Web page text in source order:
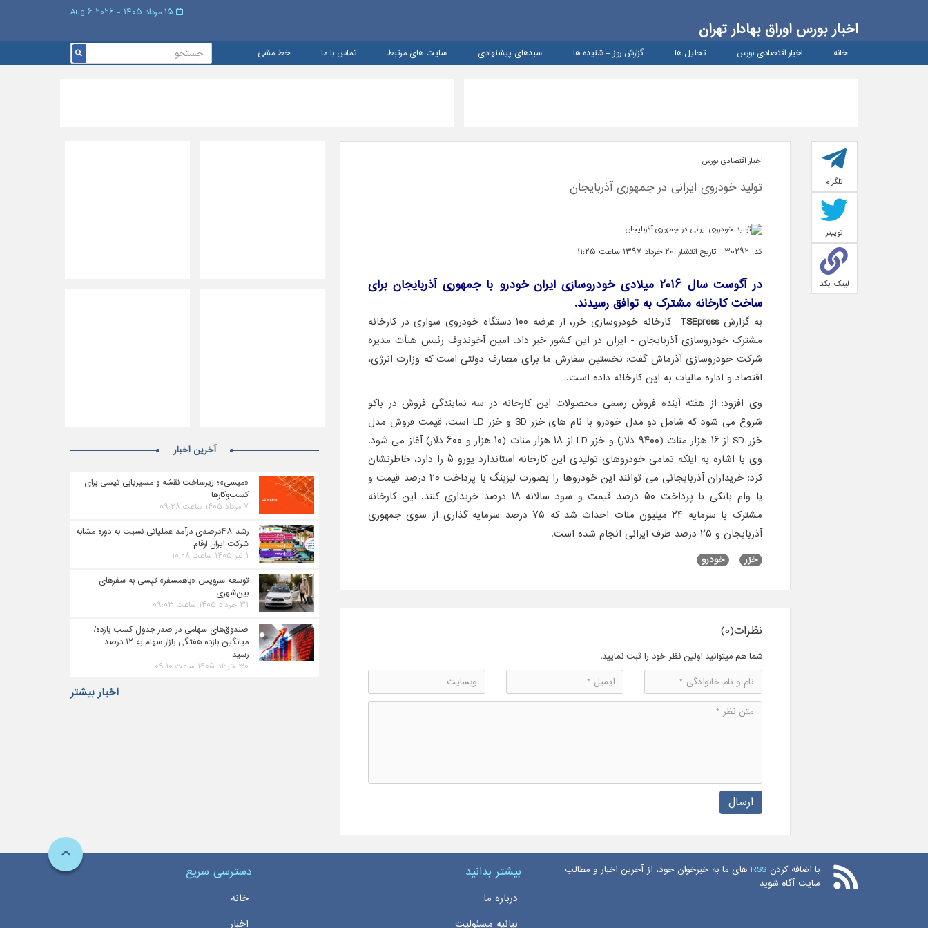
اخبار بورس اوراق بهادار تهران
خانه اخبار اقتصادی بورس تحلیل ها گزارش روز – شنيده ها سبدهای پیشنهادی سایت های مرتبط تماس با ما خط مشی
تلگرام
توییتر
لینک یکتا
اخبار اقتصادی بورس
تولید خودروی ایرانی در جمهوری آذربایجان
کد: 30292 تاریخ انتشار :۲۰ خرداد ۱۳۹۷ ساعت ۱۱:۲۵
در آگوست سال ۲۰۱۶ میلادی خودروسازی ایران خودرو با جمهوری آذربایجان برای
ساخت کارخانه مشترک به توافق رسیدند.
به گزارشTSEpress
کارخانه خودروسازی خرز، از عرضه ۱۰۰ دستگاه خودروی سواری در کارخانه
مشترک خودروسازی آذربایجان - ایران در این کشور خبر داد. امین آخوندوف رئیس هیأت مدیره
شرکت خودروسازی آذرماش گفت: نخستین سفارش ما برای مصارف دولتی است که وزارت انرژی،
اقتصاد و اداره مالیات به این کارخانه داده است.
وی افزود: از هفته آینده فروش رسمی محصولات این کارخانه در سه نمایندگی فروش در باکو
شروع می شود که شامل دو مدل خودرو با نام های خزر SD و خزر LD است. قیمت فروش مدل
خزر SD از ۱۶ هزار منات (۹۴۰۰ دلار) و خزر LD از ۱۸ هزار منات (۱۰ هزار و ۶۰۰ دلار) آغاز می شود.
وی با اشاره به اینکه تمامی خودروهای تولیدی این کارخانه استاندارد یورو ۵ را دارد، خاطرنشان
کرد: خریداران آذربایجانی می توانند این خودروها را بصورت لیزینگ با پرداخت ۲۰ درصد قیمت و
یا وام بانکی با پرداخت ۵۰ درصد قیمت و سود سالانه ۱۸ درصد خریداری کنند. این کارخانه
مشترک با سرمایه ۲۴ میلیون منات احداث شد که ۷۵ درصد سرمایه گذاری از سوی جمهوری
آذربایجان و ۲۵ درصد طرف ایرانی انجام شده است.
خزر خودرو
نظرات(0)
شما هم میتوانید اولین نظر خود را ثبت نمایید.
ارسال
آخرین اخبار
«مپسی»؛ زیرساخت نقشه و مسیریابی تپسی برای
کسب‌وکارها
۷ مرداد ۱۴۰۵ ساعت ۰۹:۲۸
رشد ۴۸درصدی درآمد عملیاتی نسبت به دوره مشابه
شرکت ایران ارقام
۱ تیر ۱۴۰۵ ساعت ۱۰:۰۸
توسعه سرویس «باهمسفر» تپسی به سفرهای
بین‌شهری
۳۱ خرداد ۱۴۰۵ ساعت ۰۹:۰۳
صندوق‌های سهامی در صدر جدول کسب بازده/
میانگین بازده هفتگی بازار سهام به ۱۲ درصد
رسید
۳۰ خرداد ۱۴۰۵ ساعت ۰۹:۱۰
اخبار بیشتر
با اضافه کردن RSS های ما به خبرخوان خود، از آخرین اخبار و مطالب
سایت آگاه شوید
بیشتر بدانید
درباره ما
بیانیه مسئولیت
دسترسی سریع
خانه
اخبار